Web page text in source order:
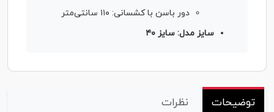
دور باسن با کشسانی: ۱۱۰ سانتی‌متر
سایز مدل: سایز ۴۰
توضیحات نظرات